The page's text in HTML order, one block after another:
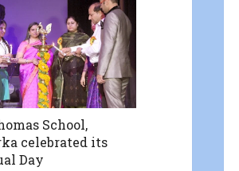
School,
celebrated its
Day